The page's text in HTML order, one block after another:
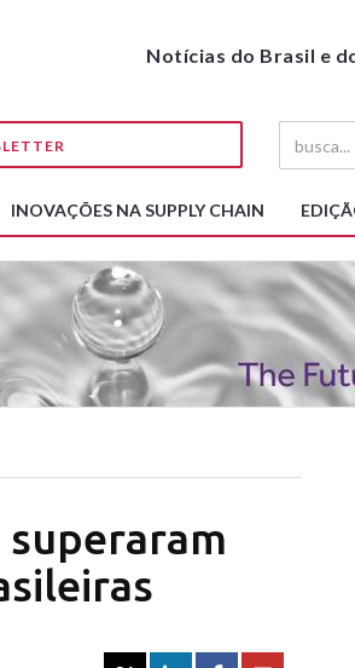
Notícias do Brasil e
INOVAÇÕES NA SUPPLY CHAIN